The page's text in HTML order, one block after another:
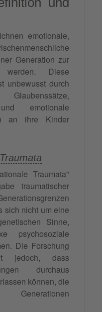
emotionale,
Generation zur
werden. Diese
unbewusst durch
emotionale
an ihre Kinder
Traumata"
traumatischer
sich nicht um eine
Sinne,
psychosoziale
Die Forschung
jedoch, dass
durchaus
können, die